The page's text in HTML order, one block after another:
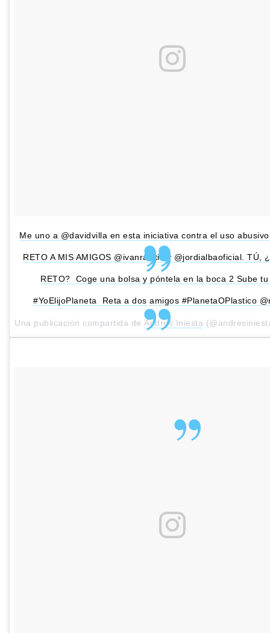
Me uno a @davidvilla en esta iniciativa contra el uso
RETO A MIS AMIGOS @ivanrakitic y @jordialbaoficial. TÚ,
RETO? Coge una bolsa y póntela en la boca 2️ Sube
#YoElijoPlaneta Reta a dos amigos #PlanetaOPlastico
Una publicación compartida de Andres Iniesta